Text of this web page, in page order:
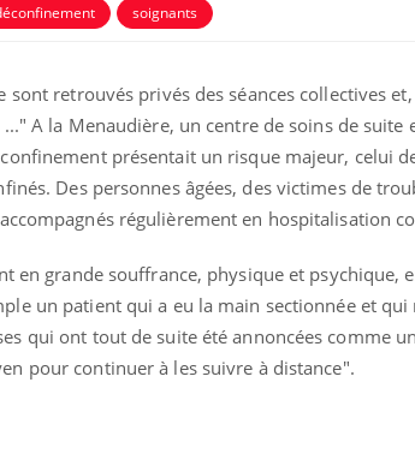
soignants
sont retrouvés privés des séances collectives
A la Menaudière, un centre de soins de
confinement présentait un risque majeur, celui
Des personnes âgées, des victimes de
régulièrement en hospitalisation
en grande souffrance, physique et psychique,
un patient qui a eu la main sectionnée et
qui ont tout de suite été annoncées comme
pour continuer à les suivre à distance".